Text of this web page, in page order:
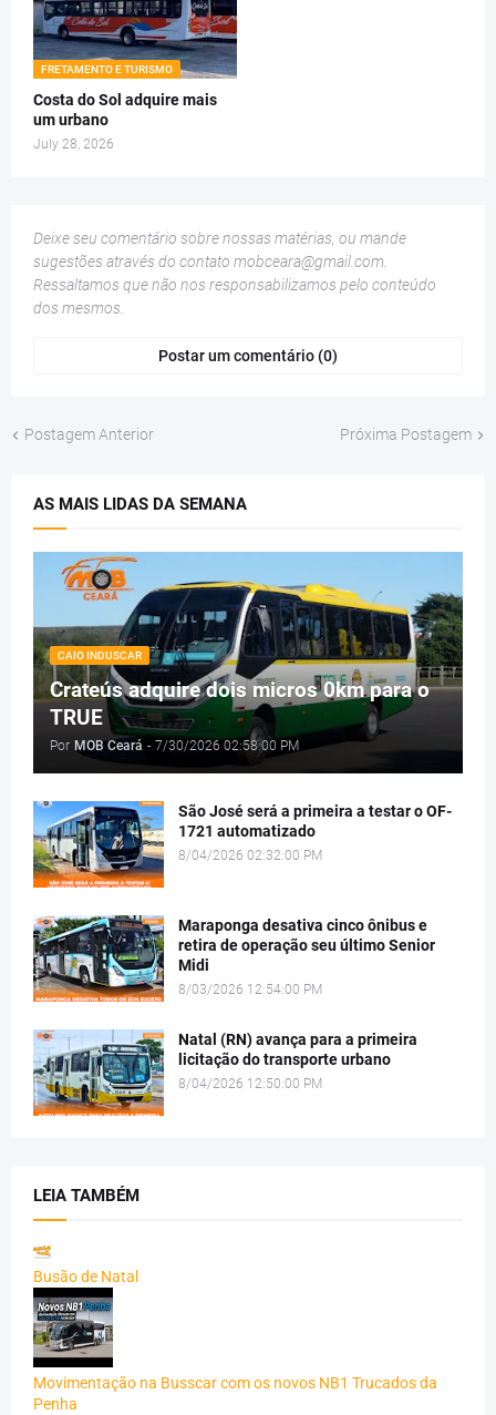
FRETAMENTO E TURISMO
Costa do Sol adquire mais
um urbano
July 28, 2026
Deixe seu comentário sobre nossas matérias, ou mande
sugestões através do contato mobceara@gmail.com.
Ressaltamos que não nos responsabilizamos pelo conteúdo
dos mesmos.
Postar um comentário (0)
Postagem Anterior Próxima Postagem
AS MAIS LIDAS DA SEMANA
CAIO INDUSCAR
Crateús adquire dois micros 0km para o
TRUE
Por MOB Ceará - 7/30/2026 02:58:00 PM
São José será a primeira a testar o OF-
1721 automatizado
8/04/2026 02:32:00 PM
Maraponga desativa cinco ônibus e
retira de operação seu último Senior
Midi
8/03/2026 12:54:00 PM
Natal (RN) avança para a primeira
licitação do transporte urbano
8/04/2026 12:50:00 PM
LEIA TAMBÉM
Busão de Natal
Movimentação na Busscar com os novos NB1 Trucados da
Penha